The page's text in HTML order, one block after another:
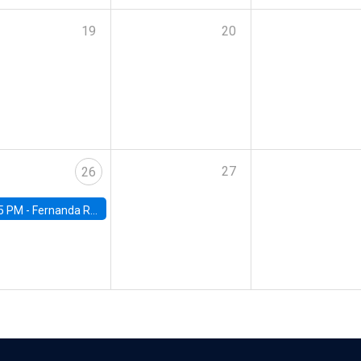
19 20
26
PM - Fernanda Rojas Ampuero, University of Wisconsin-Madison
27